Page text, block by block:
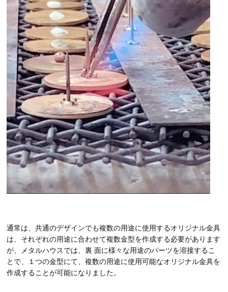
通常は、共通のデザインでも複数の用途に使用するオリジナル金具
は、それぞれの用途に合わせて複数金型を作成する必要があります
が、メタルハウスでは、裏 面に様々な用途のパーツを溶接するこ
とで、１つの金型にて、複数の用途に使用可能なオリジナル金具を
作成することが可能になりました。